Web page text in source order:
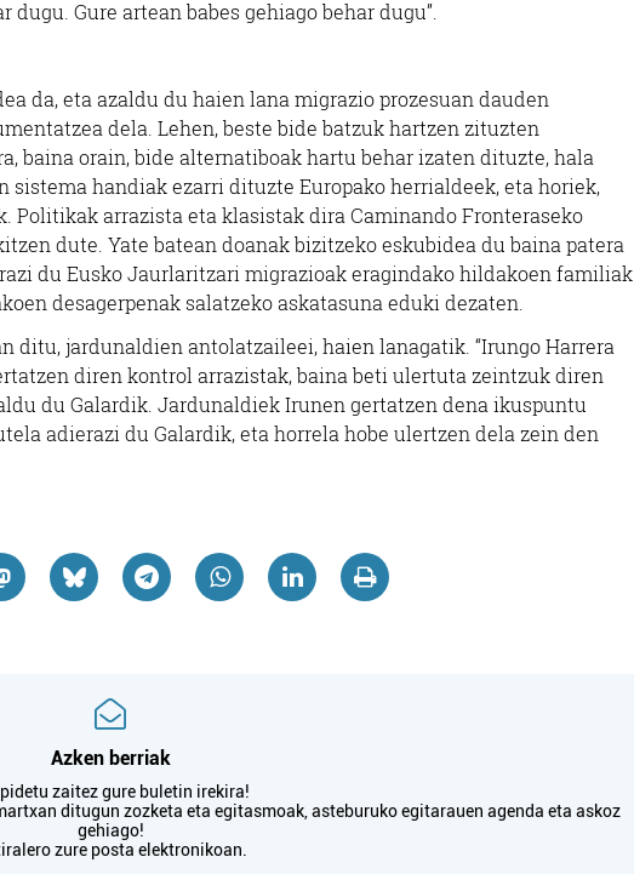
Gure artean babes gehiago behar dugu”.
da, eta azaldu du haien lana migrazio prozesuan dauden
dela. Lehen, beste bide batzuk hartzen zituzten
baina orain, bide alternatiboak hartu behar izaten dituzte, hala
sistema handiak ezarri dituzte Europako herrialdeek, eta horiek,
Politikak arrazista eta klasistak dira Caminando Fronteraseko
dute. Yate batean doanak bizitzeko eskubidea du baina patera
du Eusko Jaurlaritzari migrazioak eragindako hildakoen familiak
desagerpenak salatzeko askatasuna eduki dezaten.
ditu, jardunaldien antolatzaileei, haien lanagatik. “Irungo Harrera
diren kontrol arrazistak, baina beti ulertuta zeintzuk diren
du Galardik. Jardunaldiek Irunen gertatzen dena ikuspuntu
adierazi du Galardik, eta horrela hobe ulertzen dela zein den
Azken berriak
zaitez gure buletin irekira!
ditugun zozketa eta egitasmoak, asteburuko egitarauen agenda eta askoz
gehiago!
zure posta elektronikoan.